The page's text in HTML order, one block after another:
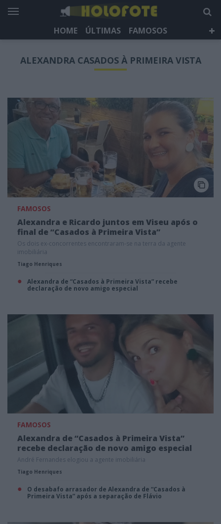
HOME ÚLTIMAS
FAMOSOS
HOLOFOTE TV
NEWSLETTER
ALEXANDRA CASADOS À PRIMEIRA VISTA
FAMOSOS
Alexandra e Ricardo juntos em Viseu após o
final de “Casados à Primeira Vista”
Os dois ex-concorrentes encontraram-se na terra da agente
imobiliária
Tiago Henriques
Alexandra de “Casados à Primeira Vista” recebe
declaração de novo amigo especial
FAMOSOS
Alexandra de “Casados à Primeira Vista”
recebe declaração de novo amigo especial
André Fernandes elogiou a agente imobiliária
Tiago Henriques
O desabafo arrasador de Alexandra de “Casados à
Primeira Vista” após a separação de Flávio